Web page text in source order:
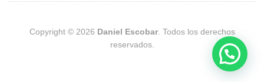
Copyright © 2026 Daniel Escobar. Todos los derechos
reservados.